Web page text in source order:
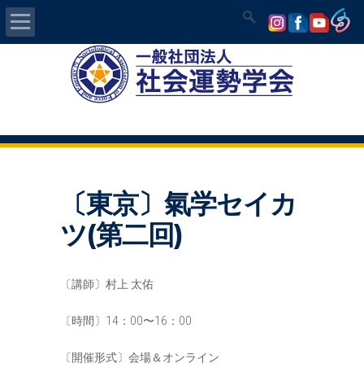
気学/易 セミナー
講師の紹介
入会について
開運MAPS
〔東京〕氣学セイカ
ツ(第二回)
〔講師〕村上 太佑
〔時間〕14：00〜16：00
〔開催形式〕会場＆オンライン